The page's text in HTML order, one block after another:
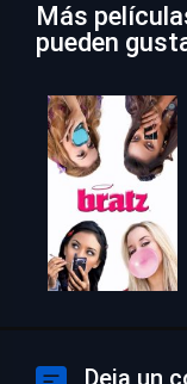
Más
pueden
Deja un